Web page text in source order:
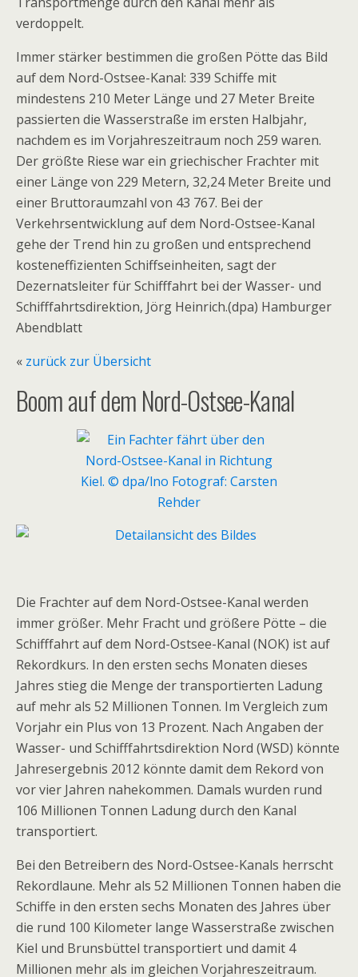
verdoppelt.
Immer stärker bestimmen die großen Pötte das Bild
auf dem Nord-Ostsee-Kanal: 339 Schiffe mit
mindestens 210 Meter Länge und 27 Meter Breite
passierten die Wasserstraße im ersten Halbjahr,
nachdem es im Vorjahreszeitraum noch 259 waren.
Der größte Riese war ein griechischer Frachter mit
einer Länge von 229 Metern, 32,24 Meter Breite und
einer Bruttoraumzahl von 43 767. Bei der
Verkehrsentwicklung auf dem Nord-Ostsee-Kanal
gehe der Trend hin zu großen und entsprechend
kosteneffizienten Schiffseinheiten, sagt der
Dezernatsleiter für Schifffahrt bei der Wasser- und
Schifffahrtsdirektion, Jörg Heinrich.(dpa) Hamburger
Abendblatt
« zurück zur Übersicht
Boom auf dem Nord-Ostsee-Kanal
Die Frachter auf dem Nord-Ostsee-Kanal werden
immer größer. Mehr Fracht und größere Pötte – die
Schifffahrt auf dem Nord-Ostsee-Kanal (NOK) ist auf
Rekordkurs. In den ersten sechs Monaten dieses
Jahres stieg die Menge der transportierten Ladung
auf mehr als 52 Millionen Tonnen. Im Vergleich zum
Vorjahr ein Plus von 13 Prozent. Nach Angaben der
Wasser- und Schifffahrtsdirektion Nord (WSD) könnte
Jahresergebnis 2012 könnte damit dem Rekord von
vor vier Jahren nahekommen. Damals wurden rund
106 Millionen Tonnen Ladung durch den Kanal
transportiert.
Bei den Betreibern des Nord-Ostsee-Kanals herrscht
Rekordlaune. Mehr als 52 Millionen Tonnen haben die
Schiffe in den ersten sechs Monaten des Jahres über
die rund 100 Kilometer lange Wasserstraße zwischen
Kiel und Brunsbüttel transportiert und damit 4
Millionen mehr als im gleichen Vorjahreszeitraum.